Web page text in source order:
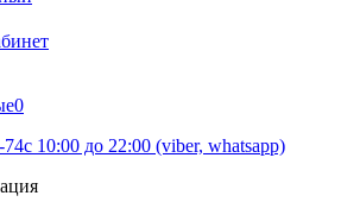
0
74с 10:00 до 22:00 (viber, whatsapp)